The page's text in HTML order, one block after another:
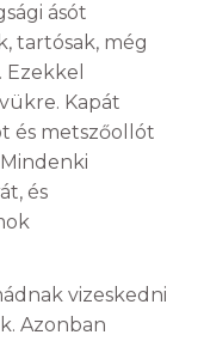
ásót
tartósak, még
Kapát
és metszőollót
és
vizeskedni
Azonban